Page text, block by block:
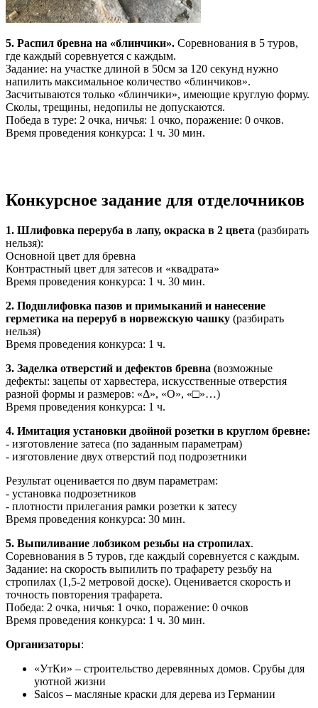
5. Распил бревна на «блинчики». Соревнования в 5 туров,
где каждый соревнуется с каждым.
Задание: на участке длиной в 50см за 120 секунд нужно
напилить максимальное количество «блинчиков».
Засчитываются только «блинчики», имеющие круглую форму.
Сколы, трещины, недопилы не допускаются.
Победа в туре: 2 очка, ничья: 1 очко, поражение: 0 очков.
Время проведения конкурса: 1 ч. 30 мин.
Конкурсное задание для отделочников
1. Шлифовка переруба в лапу, окраска в 2 цвета (разбирать
нельзя):
Основной цвет для бревна
Контрастный цвет для затесов и «квадрата»
Время проведения конкурса: 1 ч. 30 мин.
2. Подшлифовка пазов и примыканий и нанесение
герметика на переруб в норвежскую чашку (разбирать
нельзя)
Время проведения конкурса: 1 ч.
3. Заделка отверстий и дефектов бревна (возможные
дефекты: зацепы от харвестера, искусственные отверстия
разной формы и размеров: «Δ», «Ο», «□»…)
Время проведения конкурса: 1 ч.
4. Имитация установки двойной розетки в круглом бревне:
- изготовление затеса (по заданным параметрам)
- изготовление двух отверстий под подрозетники
Результат оценивается по двум параметрам:
- установка подрозетников
- плотности прилегания рамки розетки к затесу
Время проведения конкурса: 30 мин.
5. Выпиливание лобзиком резьбы на стропилах.
Соревнования в 5 туров, где каждый соревнуется с каждым.
Задание: на скорость выпилить по трафарету резьбу на
стропилах (1,5-2 метровой доске). Оценивается скорость и
точность повторения трафарета.
Победа: 2 очка, ничья: 1 очко, поражение: 0 очков
Время проведения конкурса: 1 ч. 30 мин.
Организаторы:
«УтКи» – строительство деревянных домов. Срубы для
уютной жизни
Saicos – масляные краски для дерева из Германии